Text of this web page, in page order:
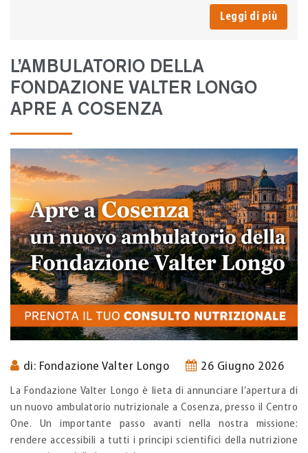
Leggi di più
L’AMBULATORIO DELLA
FONDAZIONE VALTER LONGO
APRE A COSENZA
di: Fondazione Valter Longo 26 Giugno 2026
La Fondazione Valter Longo è lieta di annunciare l’apertura di
un nuovo ambulatorio nutrizionale a Cosenza, presso il Centro
One. Un importante passo avanti nella nostra missione:
rendere accessibili a tutti i principi scientifici della nutrizione